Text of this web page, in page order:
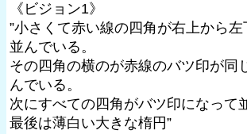
《ビジョン1》
”小さくて赤い線の四角が右上から
並んでいる。
その四角の横のが赤線のバツ印が同
んでいる。
次にすべての四角がバツ印になって
最後は薄白い大きな楕円”